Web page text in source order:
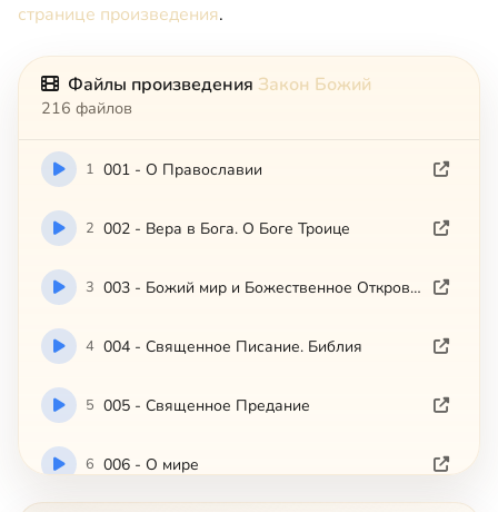
странице произведения.
Файлы произведения Закон Божий
216 файлов
1 001 - О Православии
2 002 - Вера в Бога. О Боге Троице
3 003 - Божий мир и Божественное Откровение
4 004 - Священное Писание. Библия
5 005 - Священное Предание
6 006 - О мире